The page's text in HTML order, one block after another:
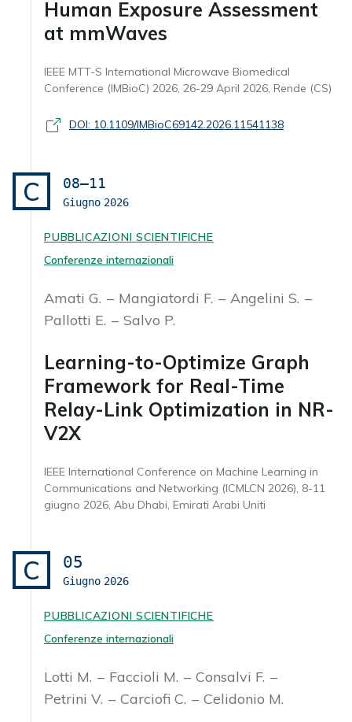
Human Exposure Assessment
at mmWaves
IEEE MTT-S International Microwave Biomedical
Conference (IMBioC) 2026, 26-29 April 2026, Rende (CS)
DOI: 10.1109/IMBioC69142.2026.11541138
C 08–11
Giugno 2026
PUBBLICAZIONI SCIENTIFICHE
Conferenze internazionali
Amati G. Mangiatordi F.
Angelini S.
Pallotti E.
Salvo P.
Learning-to-Optimize Graph
Framework for Real-Time
Relay-Link Optimization in NR-
V2X
IEEE International Conference on Machine Learning in
Communications and Networking (ICMLCN 2026), 8-11
giugno 2026, Abu Dhabi, Emirati Arabi Uniti
C 05
Giugno 2026
PUBBLICAZIONI SCIENTIFICHE
Conferenze internazionali
Lotti M. Faccioli M.
Consalvi F.
Petrini V.
Carciofi C. Celidonio M.